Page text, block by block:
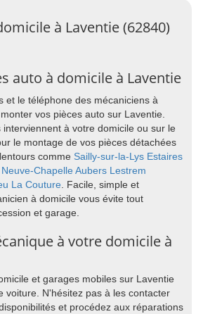
à Laventie (62840)
auto à domicile à Laventie
et le téléphone des mécaniciens à
vos pièces auto sur Laventie.
à votre domicile ou sur le
le montage de vos pièces détachées
comme Sailly-sur-la-Lys Estaires
Neuve-Chapelle Aubers Lestrem
La Couture. Facile, simple et
à domicile vous évite tout
et garage.
à votre domicile à
et garages mobiles sur Laventie
voiture. N'hésitez pas à les contacter
et procédez aux réparations